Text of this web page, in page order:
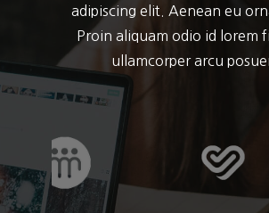
adipiscing elit. Aenean eu
Proin aliquam odio id lorem
ullamcorper arcu